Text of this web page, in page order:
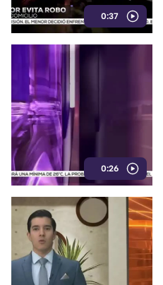
0:37
0:26